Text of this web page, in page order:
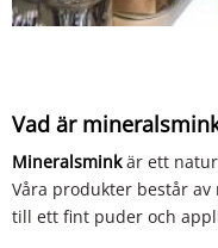
Vad är
Mineralsminkär ett
Våra produkter består
till ett fint puder och